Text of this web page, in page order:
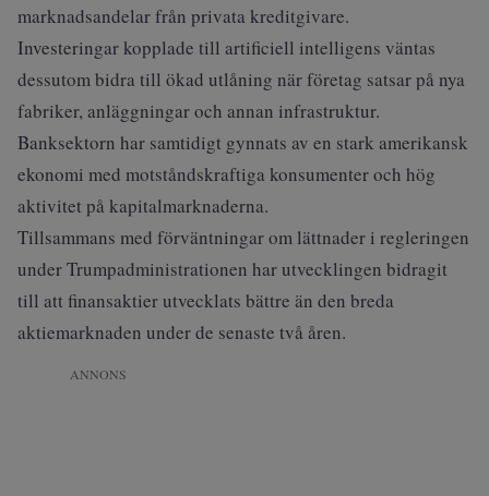
marknadsandelar från privata kreditgivare.
Investeringar kopplade till artificiell intelligens väntas
dessutom bidra till ökad utlåning när företag satsar på nya
fabriker, anläggningar och annan infrastruktur.
Banksektorn har samtidigt gynnats av en stark amerikansk
ekonomi med motståndskraftiga konsumenter och hög
aktivitet på kapitalmarknaderna.
Tillsammans med förväntningar om lättnader i regleringen
under Trumpadministrationen har utvecklingen bidragit
till att finansaktier utvecklats bättre än den breda
aktiemarknaden under de senaste två åren.
ANNONS